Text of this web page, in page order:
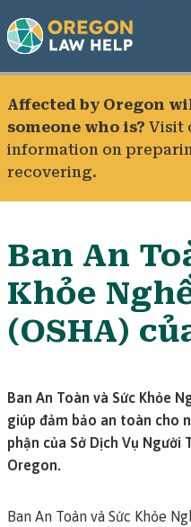
Affected by Oregon
someone who is? Visit
information on
recovering.
Ban An
Khỏe
(OSHA)
Ban An Toàn và Sức Khỏe
giúp đảm bảo an toàn cho
phận của Sở Dịch Vụ Người
Oregon.
Ban An Toàn và Sức Khỏe